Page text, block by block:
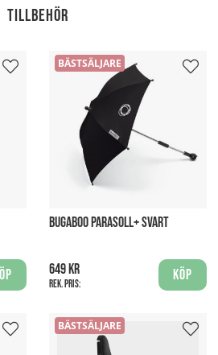
Tillbehör
BÄSTSÄLJARE
BUGABOO PARASOLL+ SVART
649 kr
Rek. pris:
Köp
BÄSTSÄLJARE